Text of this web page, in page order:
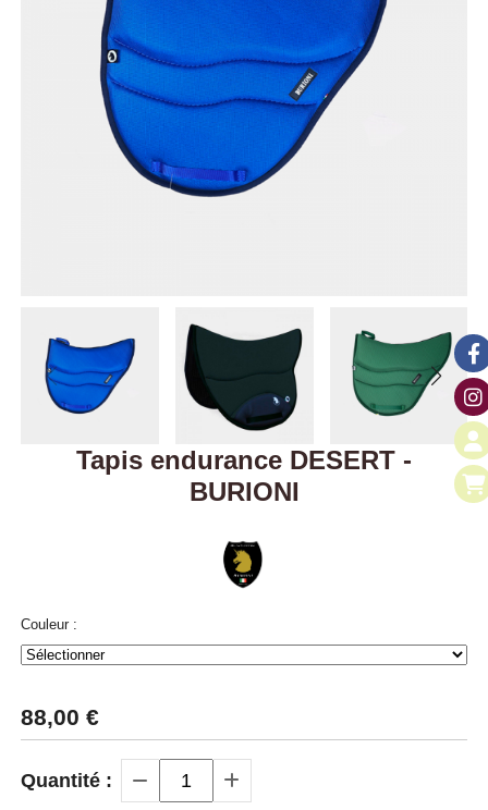
Tapis endurance DESERT -
BURIONI
Couleur :
88,00 €
Quantité :